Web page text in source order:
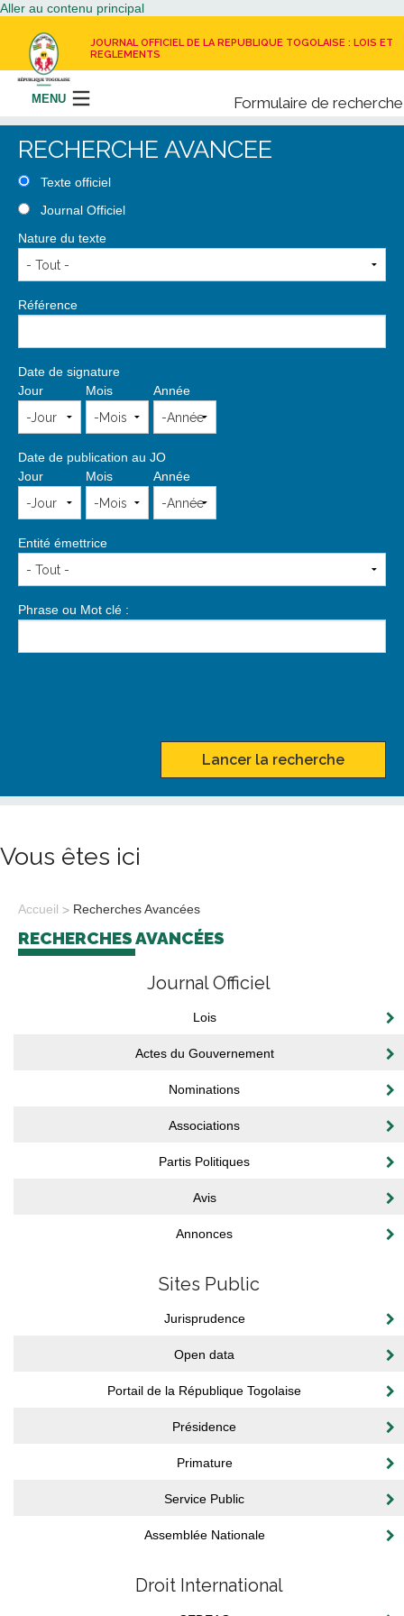
Aller au contenu principal
JOURNAL OFFICIEL DE LA REPUBLIQUE TOGOLAISE : LOIS ET
REGLEMENTS
Formulaire de recherche
Rechercher
MENU
LE JOURNAL OFFICIEL
RECEVOIR LE JOURNAL OFFICIEL
NOUS CONTACTER
RECHERCHE AVANCEE
Texte officiel
Journal Officiel
Nature du texte
Référence
Date de signature
Jour
Mois Année
Date de publication au JO
Jour
Mois Année
Entité émettrice
Phrase ou Mot clé :
Lancer la recherche
Vous êtes ici
Accueil Recherches Avancées
RECHERCHES AVANCÉES
Journal Officiel
Lois
Actes du Gouvernement
Nominations
Associations
Partis Politiques
Avis
Annonces
Sites Public
Jurisprudence
Open data
Portail de la République Togolaise
Présidence
Primature
Service Public
Assemblée Nationale
Droit International